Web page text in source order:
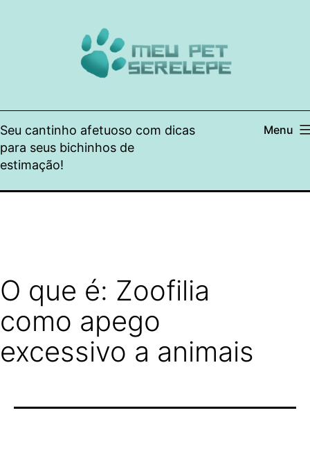
Seu cantinho afetuoso com dicas
para seus bichinhos de
estimação!
Menu
O que é: Zoofilia
como apego
excessivo a animais